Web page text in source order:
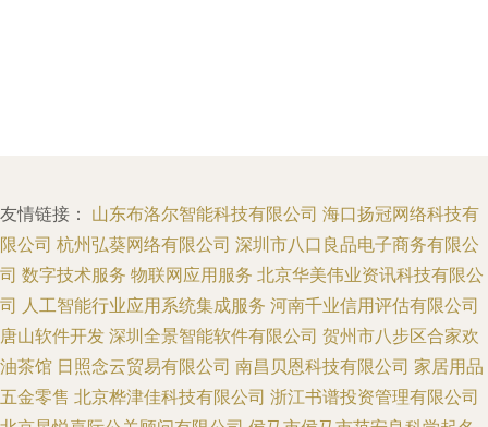
友情链接： 山东布洛尔智能科技有限公司 海口扬冠网络科技有
限公司 杭州弘葵网络有限公司 深圳市八口良品电子商务有限公
司 数字技术服务 物联网应用服务 北京华美伟业资讯科技有限公
司 人工智能行业应用系统集成服务 河南千业信用评估有限公司
唐山软件开发 深圳全景智能软件有限公司 贺州市八步区合家欢
油茶馆 日照念云贸易有限公司 南昌贝恩科技有限公司 家居用品
五金零售 北京桦津佳科技有限公司 浙江书谱投资管理有限公司